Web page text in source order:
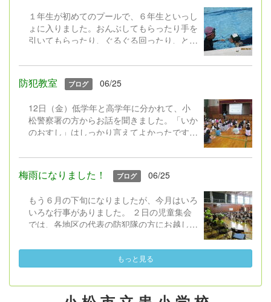
１年生が初めてのプールで、６年生といっし
ょに入りました。おんぶしてもらったり手を
引いてもらったり、ぐるぐる回ったり、とて
だけでがんばっています！
防犯教室 ブログ 06/25
12日（金）低学年と高学年に分かれて、小
松警察署の方からお話を聞きました。「いか
のおすし」はしっかり言えてよかったです。
たいですね。
梅雨になりました！ ブログ 06/25
もう６月の下旬になりましたが、今月はいろ
いろな行事がありました。 ２日の児童集会
では、各地区の代表の防犯隊の方にお越しい
謝を少しお伝えできました。いつも本当にあ
もっと見る